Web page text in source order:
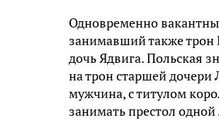
Одновременно
занимавший также трон
дочь Ядвига. Польская
на трон старшей
мужчина, с титулом
занимать престол